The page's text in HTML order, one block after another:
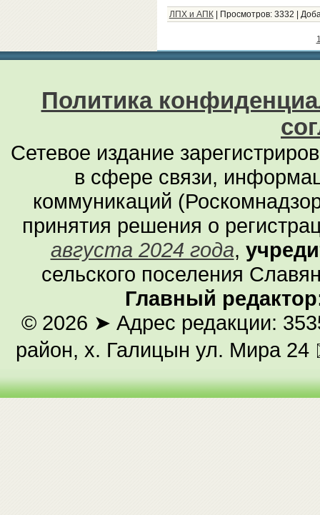
ЛПХ и АПК| Просмотров: 3332
Политика
Сетевое издание
в сфере связи,
коммуникаций
принятия решения о
августа 2024 года,
сельского поселения
Главный
© 2026 ➤ Адрес редакции:
район, х. Галицын ул. Мира